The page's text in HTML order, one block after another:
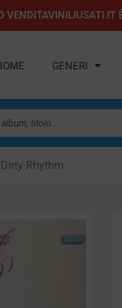
GENERI
Rhythm